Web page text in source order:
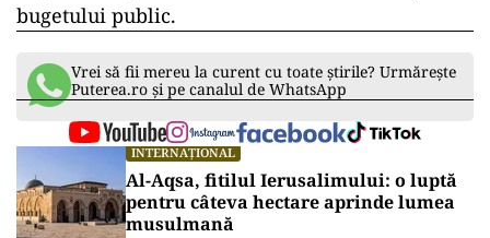
bugetului public.
Vrei să fii mereu la curent cu toate știrile? Urmărește
Puterea.ro și pe canalul de WhatsApp
INTERNAȚIONAL
Al-Aqsa, fitilul Ierusalimului: o luptă
pentru câteva hectare aprinde lumea
musulmană